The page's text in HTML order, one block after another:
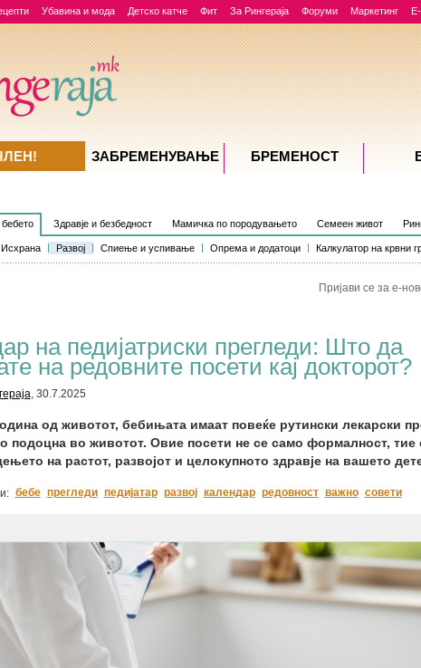
Убавина и мода Детско катче Фит За Рингераја Форуми Маркетинг
Исхрана Развој Спиење и успивање Опрема и додатоци Калкулатор на крвни
Здравје и безбедност Мамичка по породувањето Семеен живот
Пријави се за е-
на педијатриски прегледи: Што да
на редовните посети кај докторот?
, 30.7.2025
од животот, бебињата имаат повеќе рутински лекарски
подоцна во животот. Овие посети не се само формалност, тие
на растот, развојот и целокупното здравје на вашето
бебе прегледи педијатар развој календар редовност важно совети
ЗАБРЕМЕНУВАЊE БРЕМЕНОСТ